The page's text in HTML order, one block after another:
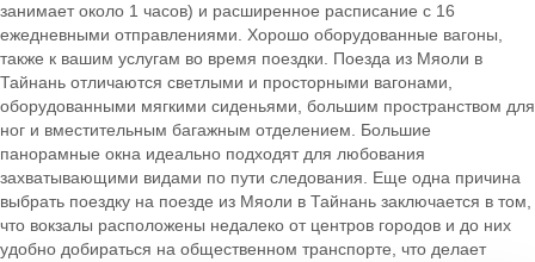
занимает около 1 часов) и расширенное расписание с 16
ежедневными отправлениями. Хорошо оборудованные вагоны,
также к вашим услугам во время поездки. Поезда из Мяоли в
Тайнань отличаются светлыми и просторными вагонами,
оборудованными мягкими сиденьями, большим пространством для
ног и вместительным багажным отделением. Большие
панорамные окна идеально подходят для любования
захватывающими видами по пути следования. Еще одна причина
выбрать поездку на поезде из Мяоли в Тайнань заключается в том,
что вокзалы расположены недалеко от центров городов и до них
удобно добираться на общественном транспорте, что делает